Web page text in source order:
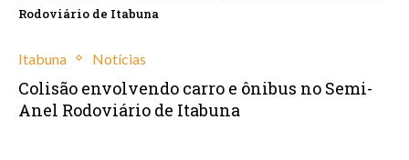
Rodoviário de Itabuna
Itabuna Notícias
Colisão envolvendo carro e ônibus no Semi-
Anel Rodoviário de Itabuna